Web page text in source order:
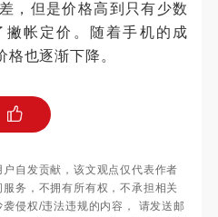
，但是价格高到只有少数
撇帐定价。随着手机的成
也逐渐下降。
自发贡献，该文观点仅代表作者
务，不拥有所有权，不承担相关
侵权/违法违规的内容， 请发送邮